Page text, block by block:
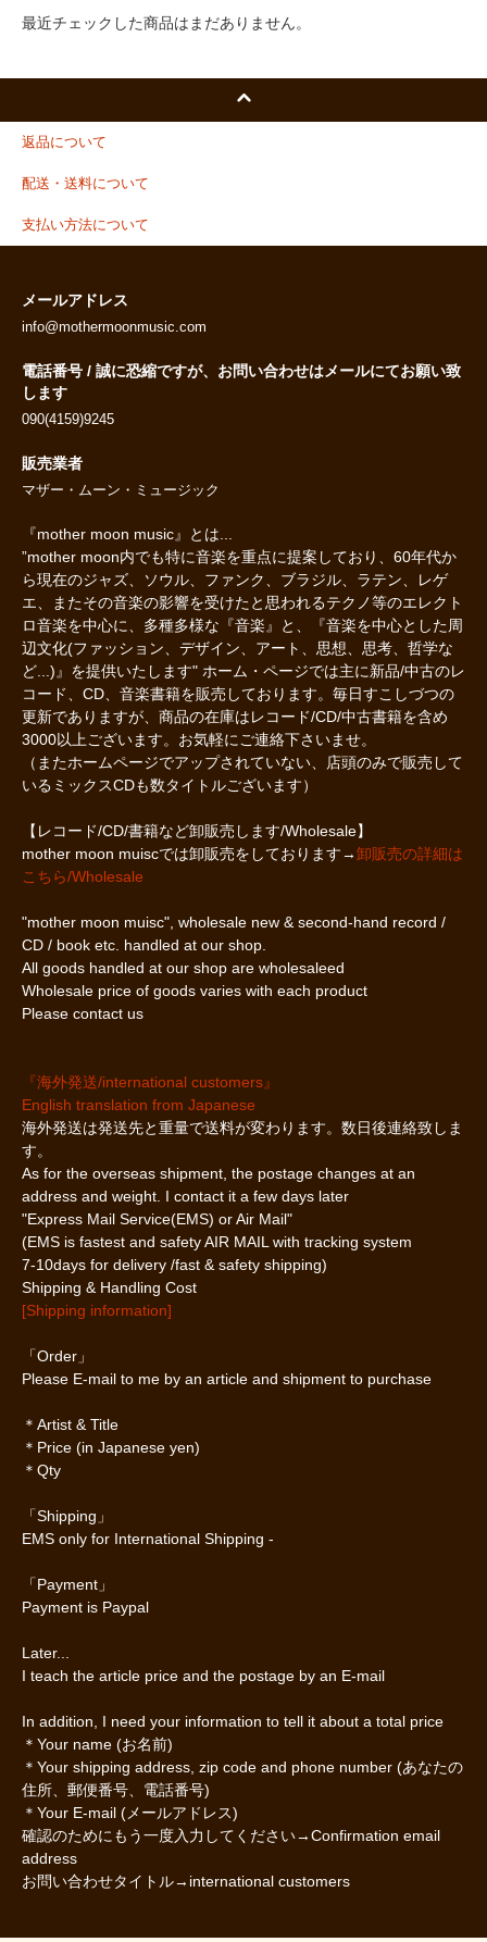
最近チェックした商品はまだありません。
返品について
配送・送料について
支払い方法について
メールアドレス
info@mothermoonmusic.com
電話番号 / 誠に恐縮ですが、お問い合わせはメールにてお願い致
します
090(4159)9245
販売業者
マザー・ムーン・ミュージック
『mother moon music』とは...
”mother moon内でも特に音楽を重点に提案しており、60年代か
ら現在のジャズ、ソウル、ファンク、ブラジル、ラテン、レゲ
エ、またその音楽の影響を受けたと思われるテクノ等のエレクト
ロ音楽を中心に、多種多様な『音楽』と、『音楽を中心とした周
辺文化(ファッション、デザイン、アート、思想、思考、哲学な
ど...)』を提供いたします" ホーム・ページでは主に新品/中古のレ
コード、CD、音楽書籍を販売しております。毎日すこしづつの
更新でありますが、商品の在庫はレコード/CD/中古書籍を含め
3000以上ございます。お気軽にご連絡下さいませ。
（またホームページでアップされていない、店頭のみで販売して
いるミックスCDも数タイトルございます）
【レコード/CD/書籍など卸販売します/Wholesale】
mother moon muiscでは卸販売をしております→卸販売の詳細は
こちら/Wholesale
"mother moon muisc", wholesale new & second-hand record /
CD / book etc. handled at our shop.
All goods handled at our shop are wholesaleed
Wholesale price of goods varies with each product
Please contact us
『海外発送/international customers』
English translation from Japanese
海外発送は発送先と重量で送料が変わります。数日後連絡致しま
す。
As for the overseas shipment, the postage changes at an
address and weight. I contact it a few days later
"Express Mail Service(EMS) or Air Mail"
(EMS is fastest and safety AIR MAIL with tracking system
7-10days for delivery /fast & safety shipping)
Shipping & Handling Cost
[Shipping information]
「Order」
Please E-mail to me by an article and shipment to purchase
＊Artist & Title
＊Price (in Japanese yen)
＊Qty
「Shipping」
EMS only for International Shipping -
「Payment」
Payment is Paypal
Later...
I teach the article price and the postage by an E-mail
In addition, I need your information to tell it about a total price
＊Your name (お名前)
＊Your shipping address, zip code and phone number (あなたの
住所、郵便番号、電話番号)
＊Your E-mail (メールアドレス)
確認のためにもう一度入力してください→Confirmation email
address
お問い合わせタイトル→international customers